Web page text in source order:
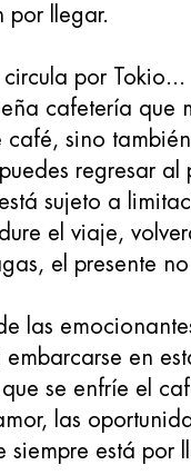
por llegar.
circula por
cafetería que
café, sino
regresar
sujeto a
el viaje,
el presente
las
embarcarse en
se enfríe el
las
siempre está por